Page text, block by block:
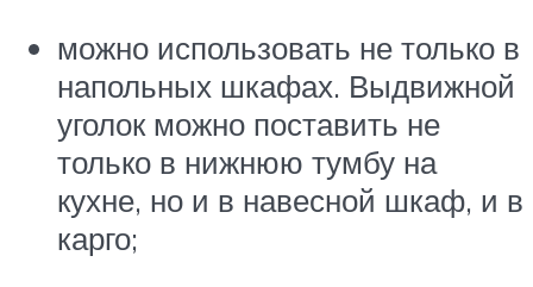
можно использовать не только в
напольных шкафах. Выдвижной
уголок можно поставить не
только в нижнюю тумбу на
кухне, но и в навесной шкаф, и в
карго;